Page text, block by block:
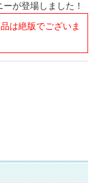
が登場しました！
は絶版でございま